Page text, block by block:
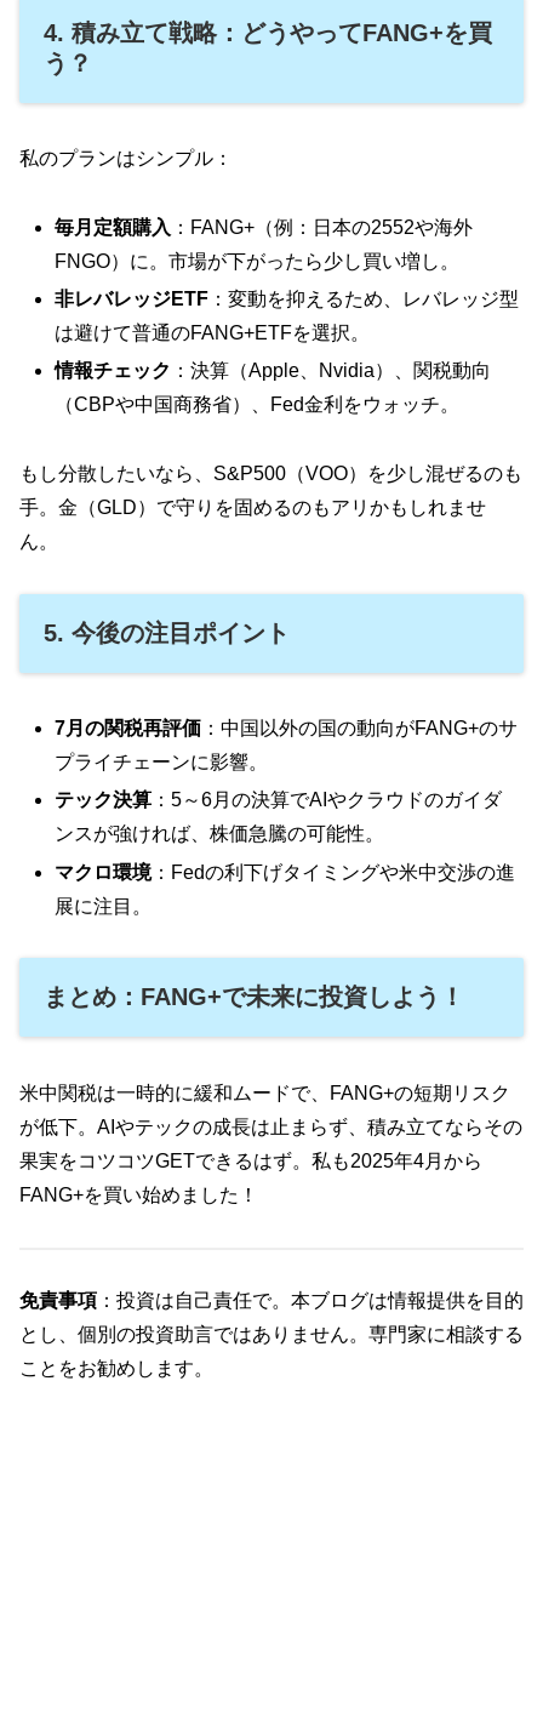
4. 積み立て戦略：どうやってFANG+を買
う？
私のプランはシンプル：
毎月定額購入 ：FANG+（例：日本の2552や海外
FNGO）に。市場が下がったら少し買い増し。
非レバレッジETF ：変動を抑えるため、レバレッジ型
は避けて普通のFANG+ETFを選択。
情報チェック ：決算（Apple、Nvidia）、関税動向
（CBPや中国商務省）、Fed金利をウォッチ。
もし分散したいなら、S&P500（VOO）を少し混ぜるのも
手。金（GLD）で守りを固めるのもアリかもしれませ
ん。
5. 今後の注目ポイント
7月の関税再評価 ：中国以外の国の動向がFANG+のサ
プライチェーンに影響。
テック決算 ：5～6月の決算でAIやクラウドのガイダ
ンスが強ければ、株価急騰の可能性。
マクロ環境：Fedの利下げタイミングや米中交渉の進
展に注目。
まとめ：FANG+で未来に投資しよう！
米中関税は一時的に緩和ムードで、FANG+の短期リスク
が低下。AIやテックの成長は止まらず、積み立てならその
果実をコツコツGETできるはず。私も2025年4月から
FANG+を買い始めました！
免責事項 ：投資は自己責任で。本ブログは情報提供を目的
とし、個別の投資助言ではありません。専門家に相談する
ことをお勧めします。